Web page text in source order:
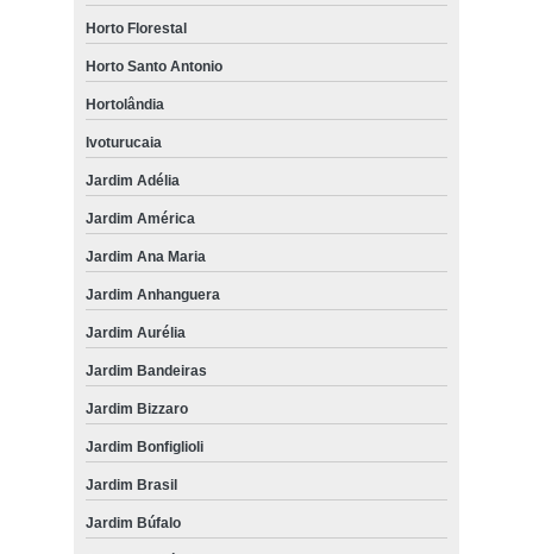
Horto Florestal
Horto Santo Antonio
Hortolândia
Ivoturucaia
Jardim Adélia
Jardim América
Jardim Ana Maria
Jardim Anhanguera
Jardim Aurélia
Jardim Bandeiras
Jardim Bizzaro
Jardim Bonfiglioli
Jardim Brasil
Jardim Búfalo